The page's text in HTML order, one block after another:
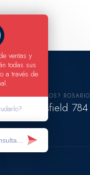
DÓNDE ESTAMOS? ROSARIO
Vélez Sársfield 784
ventas y
todas sus
a través de